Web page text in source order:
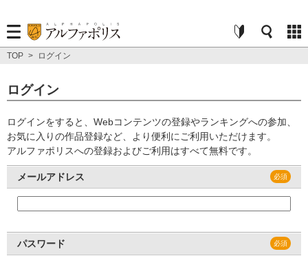
TOP > ログイン
ログイン
ログインをすると、Webコンテンツの登録やランキングへの参加、
お気に入りの作品登録など、より便利にご利用いただけます。
アルファポリスへの登録およびご利用はすべて無料です。
メールアドレス
パスワード